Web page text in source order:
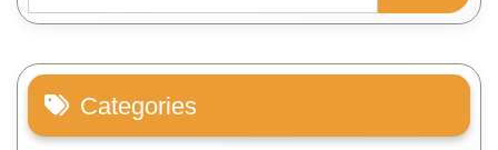
Categories